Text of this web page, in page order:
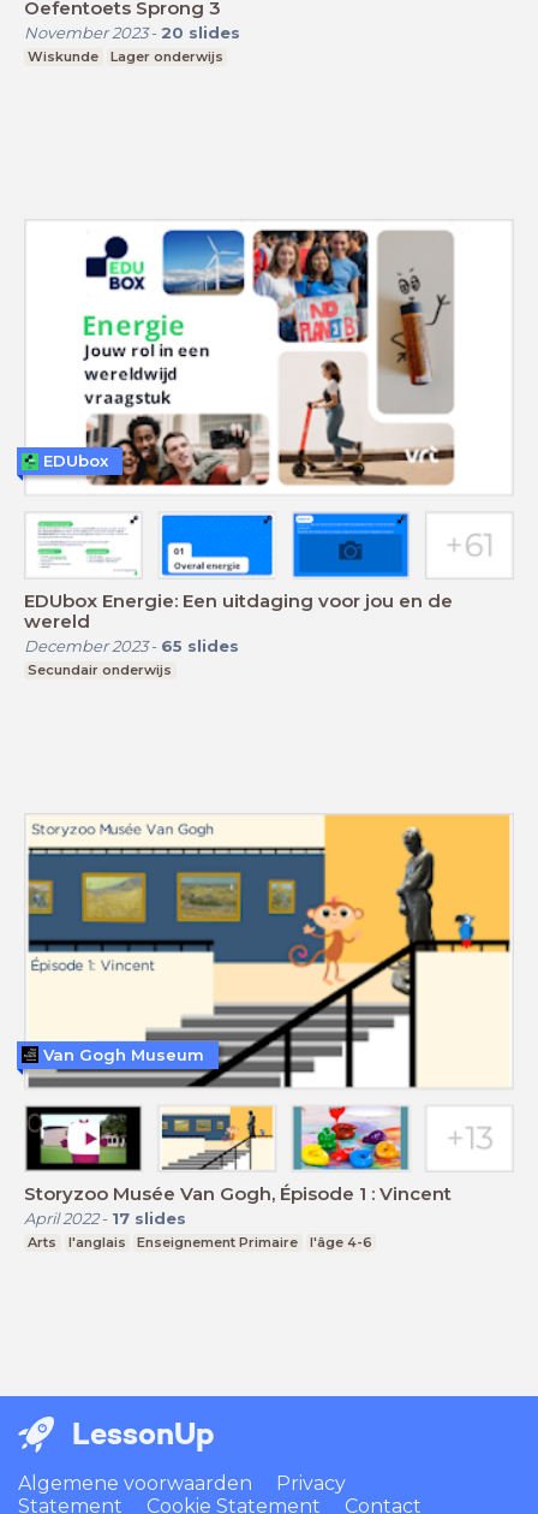
Oefentoets Sprong 3
November 2023- 20 slides
Wiskunde Lager onderwijs
EDUbox Energie: Een uitdaging voor jou en de
wereld
December 2023- 65 slides
Secundair onderwijs
EDUbox
Storyzoo Musée Van Gogh, Épisode 1 : Vincent
April 2022- 17 slides
Arts l'anglais Enseignement Primaire l'âge 4-6
Van Gogh Museum
LessonUp
Algemene voorwaarden
Privacy
Statement
Cookie Statement Contact